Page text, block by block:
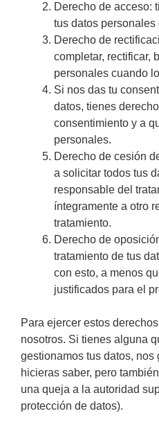
Derecho de acceso:
tus datos personales
Derecho de
completar, rectificar,
personales cuando
Si nos das tu
datos, tienes
consentimiento y a
personales.
Derecho de cesión
a solicitar todos tus
responsable del
íntegramente a otro
tratamiento.
Derecho de
tratamiento de tus
con esto, a menos
justificados para el
Para ejercer estos
nosotros. Si tienes alguna
gestionamos tus datos, nos
hicieras saber, pero
una queja a la autoridad
protección de datos).